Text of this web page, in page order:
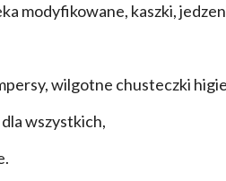
modyfikowane, kaszki,
wilgotne chusteczki
wszystkich,